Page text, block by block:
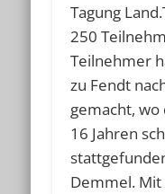
Tagung
250
Teilnehmer
zu Fendt
gemacht, wo
16 Jahren
Demmel.